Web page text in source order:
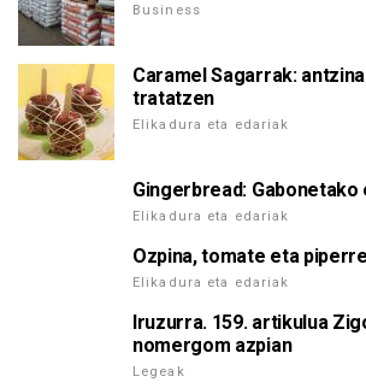
Business
Caramel Sagarrak:
tratatzen
Elikadura eta edariak
Gingerbread:
Elikadura eta edariak
Ozpina, tomate eta
Elikadura eta edariak
Iruzurra. 159. artikulua
nomergom azpian
Legeak